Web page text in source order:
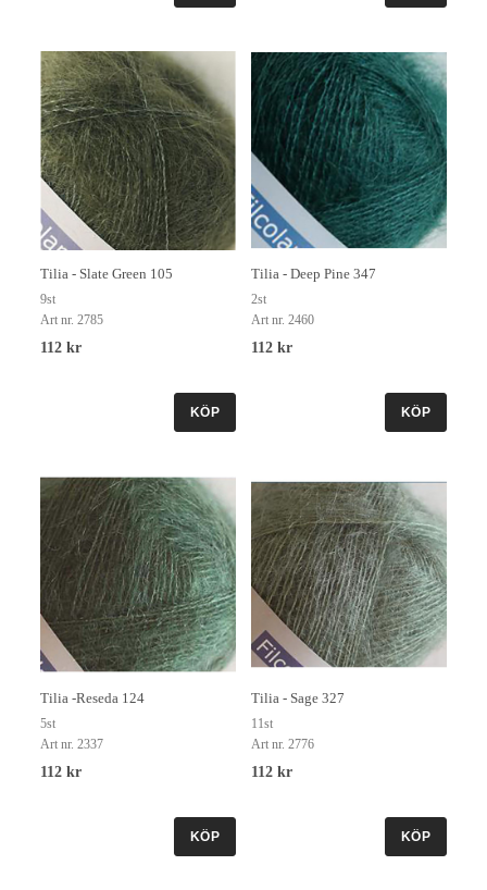
Tilia - Slate Green 105
9st
Art nr. 2785
112 kr
KÖP
Tilia - Deep Pine 347
2st
Art nr. 2460
112 kr
KÖP
Tilia -Reseda 124
5st
Art nr. 2337
112 kr
KÖP
Tilia - Sage 327
11st
Art nr. 2776
112 kr
KÖP